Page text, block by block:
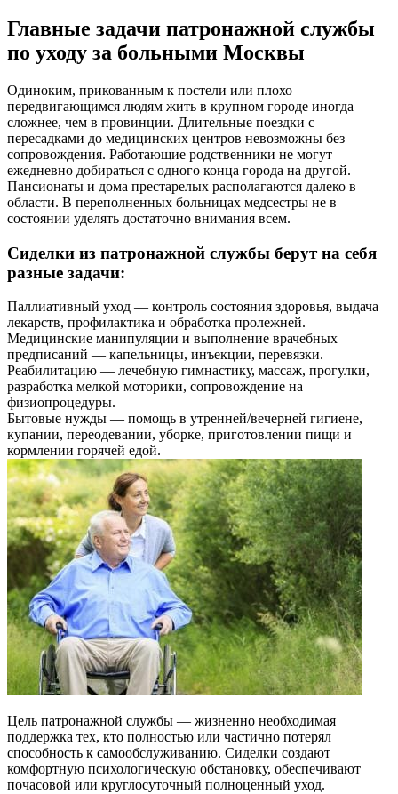
Главные задачи патронажной службы
по уходу за больными Москвы
Одиноким, прикованным к постели или плохо
передвигающимся людям жить в крупном городе иногда
сложнее, чем в провинции. Длительные поездки с
пересадками до медицинских центров невозможны без
сопровождения. Работающие родственники не могут
ежедневно добираться с одного конца города на другой.
Пансионаты и дома престарелых располагаются далеко в
области. В переполненных больницах медсестры не в
состоянии уделять достаточно внимания всем.
Сиделки из патронажной службы берут на себя
разные задачи:
Паллиативный уход — контроль состояния здоровья, выдача
лекарств, профилактика и обработка пролежней.
Медицинские манипуляции и выполнение врачебных
предписаний — капельницы, инъекции, перевязки.
Реабилитацию — лечебную гимнастику, массаж, прогулки,
разработка мелкой моторики, сопровождение на
физиопроцедуры.
Бытовые нужды — помощь в утренней/вечерней гигиене,
купании, переодевании, уборке, приготовлении пищи и
кормлении горячей едой.
Цель патронажной службы — жизненно необходимая
поддержка тех, кто полностью или частично потерял
способность к самообслуживанию. Сиделки создают
комфортную психологическую обстановку, обеспечивают
почасовой или круглосуточный полноценный уход.